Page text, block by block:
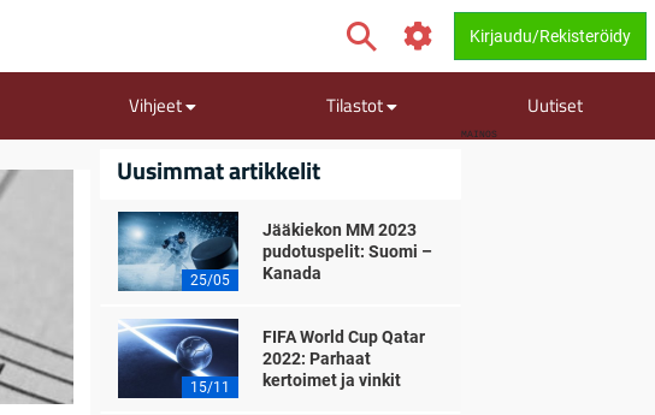
Kirjaudu/Rekisteröidy
Vihjeet Tilastot Uutiset
MAINOS
Uusimmat artikkelit
25/05
Jääkiekon MM 2023
pudotuspelit: Suomi –
Kanada
15/11
FIFA World Cup Qatar
2022: Parhaat
kertoimet ja vinkit